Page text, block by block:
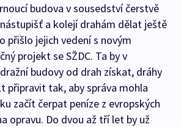
budova v sousedství čerstvě
a kolejí drahám dělat ještě
přišlo jejich vedení s novým
projekt se SŽDC. Ta by v
budovy od drah získat, dráhy
připravit tak, aby správa mohla
začít čerpat peníze z evropských
opravu. Do dvou až tří let by už